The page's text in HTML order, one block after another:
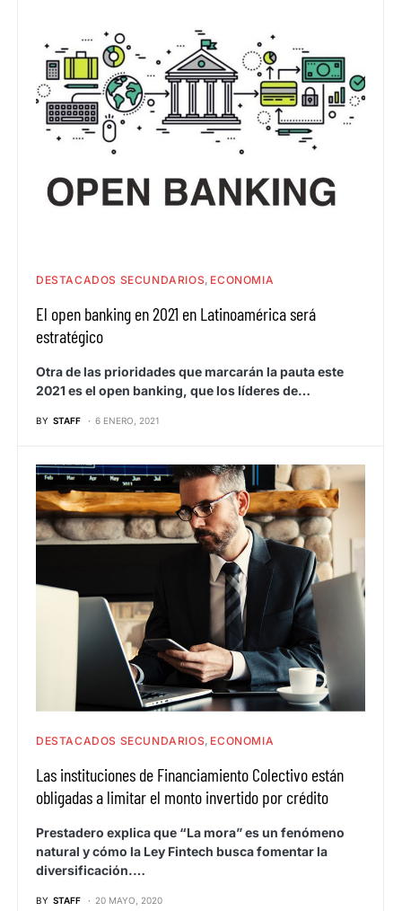
DESTACADOS SECUNDARIOS ECONOMIA
El open banking en 2021 en Latinoamérica será
estratégico
Otra de las prioridades que marcarán la pauta este
2021 es el open banking, que los líderes de…
BY STAFF 6 ENERO, 2021
DESTACADOS SECUNDARIOS ECONOMIA
Las instituciones de Financiamiento Colectivo están
obligadas a limitar el monto invertido por crédito
Prestadero explica que “La mora” es un fenómeno
natural y cómo la Ley Fintech busca fomentar la
diversificación.…
BY STAFF 20 MAYO, 2020